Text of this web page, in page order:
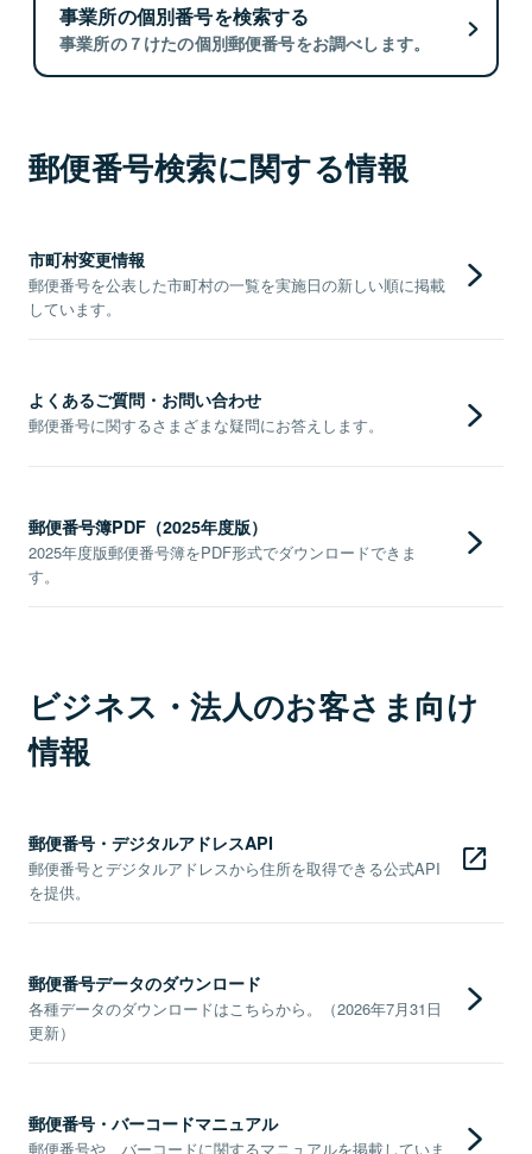
事業所の個別番号を検索する
事業所の７けたの個別郵便番号をお調べします。
郵便番号検索に関する情報
市町村変更情報
郵便番号を公表した市町村の一覧を実施日の新しい順に掲載
しています。
よくあるご質問・お問い合わせ
郵便番号に関するさまざまな疑問にお答えします。
郵便番号簿PDF（2025年度版）
2025年度版郵便番号簿をPDF形式でダウンロードできま
す。
ビジネス・法人のお客さま向け
情報
郵便番号・デジタルアドレスAPI
郵便番号とデジタルアドレスから住所を取得できる公式API
を提供。
郵便番号データのダウンロード
各種データのダウンロードはこちらから。（2026年7月31日
更新）
郵便番号・バーコードマニュアル
郵便番号や、バーコードに関するマニュアルを掲載していま